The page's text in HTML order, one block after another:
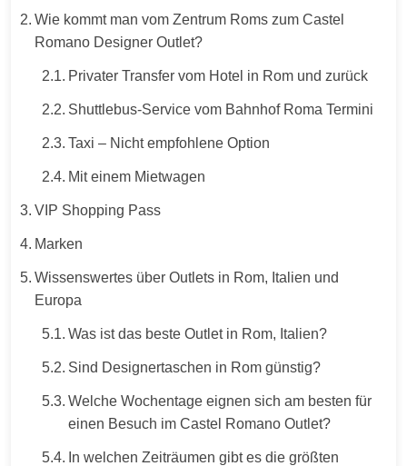
Wie kommt man vom Zentrum Roms zum Castel
Romano Designer Outlet?
Privater Transfer vom Hotel in Rom und zurück
Shuttlebus-Service vom Bahnhof Roma Termini
Taxi – Nicht empfohlene Option
Mit einem Mietwagen
VIP Shopping Pass
Marken
Wissenswertes über Outlets in Rom, Italien und
Europa
Was ist das beste Outlet in Rom, Italien?
Sind Designertaschen in Rom günstig?
Welche Wochentage eignen sich am besten für
einen Besuch im Castel Romano Outlet?
In welchen Zeiträumen gibt es die größten